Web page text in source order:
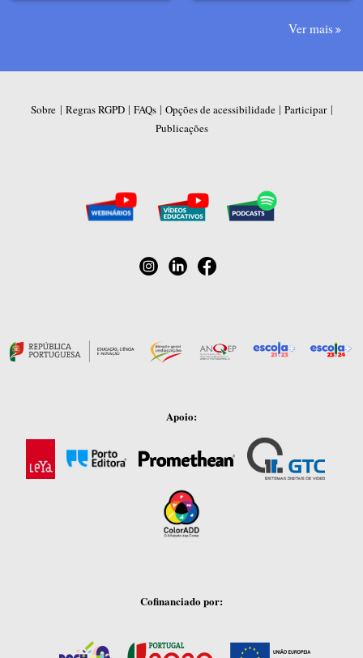
Ver mais
Sobre | Regras RGPD| FAQs| Opções de acessibilidade| Participar|
Publicações
Apoio:
Cofinanciado por: